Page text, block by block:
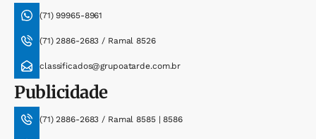
(71) 99965-8961
(71) 2886-2683 / Ramal 8526
classificados@grupoatarde.com.br
Publicidade
(71) 2886-2683 / Ramal 8585 | 8586